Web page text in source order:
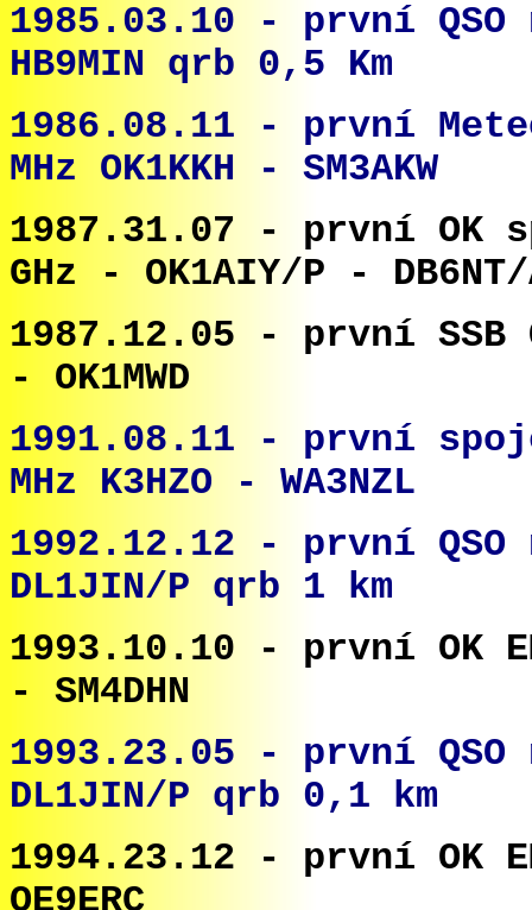
1985.03.10 - první QSO
HB9MIN qrb 0,5 Km
1986.08.11 - první
MHz OK1KKH - SM3AKW
1987.31.07 - první OK
GHz - OK1AIY/P - DB6NT/
1987.12.05 - první SSB
- OK1MWD
1991.08.11 - první
MHz K3HZO - WA3NZL
1992.12.12 - první QSO
DL1JIN/P qrb 1 km
1993.10.10 - první OK
- SM4DHN
1993.23.05 - první QSO
DL1JIN/P qrb 0,1 km
1994.23.12 - první OK